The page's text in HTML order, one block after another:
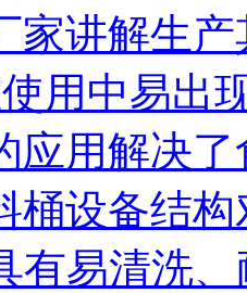
家讲解生产
用中易出
应用解决
桶设备结
有易清洗